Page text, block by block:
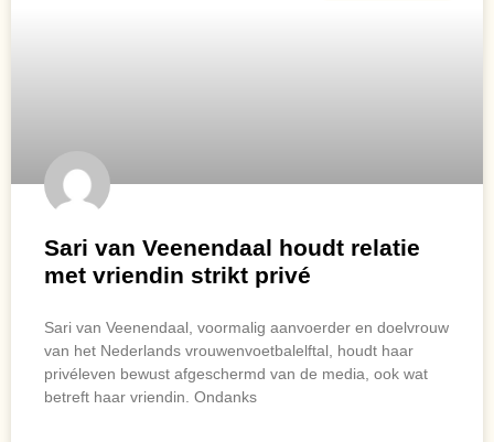
Sari van Veenendaal houdt relatie
met vriendin strikt privé
Sari van Veenendaal, voormalig aanvoerder en doelvrouw
van het Nederlands vrouwenvoetbalelftal, houdt haar
privéleven bewust afgeschermd van de media, ook wat
betreft haar vriendin. Ondanks